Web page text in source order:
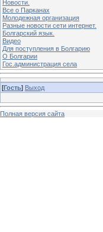
Новости.
Все о Парканах
Молодежная организация
Разные новости сети интернет.
Болгарский язык.
Видео
Для поступления в Болгарию
О Болгарии
Гос.администрация села
[Гость] Выход
Полная версия сайта